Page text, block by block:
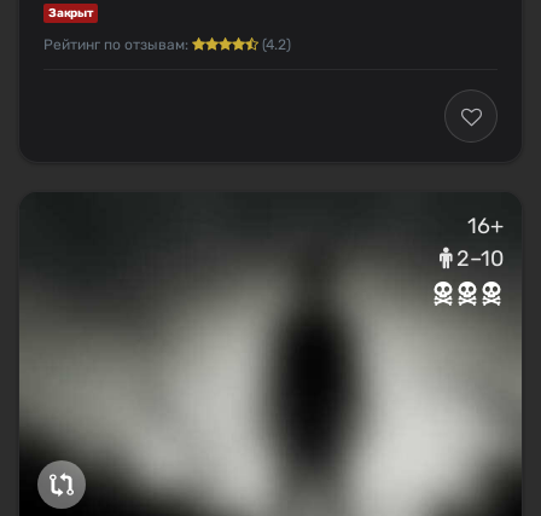
Закрыт
Рейтинг по отзывам: (4.2)
16+
2–10